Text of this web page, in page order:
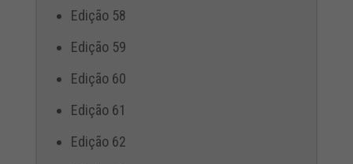
Edição 58
Edição 59
Edição 60
Edição 61
Edição 62